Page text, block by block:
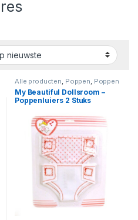
op nieuwste
Alle producten, Poppen, Poppen
Accessoires
My Beautiful Dollsroom –
Poppenluiers 2 Stuks